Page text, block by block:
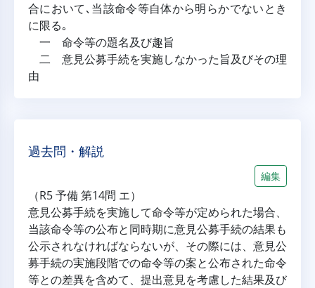
合において､当該命令等自体から明らかでないとき
に限る｡
一 命令等の題名及び趣旨
二 意見公募手続を実施しなかった旨及びその理
由
過去問・解説
編集
（R5 予備 第14問 エ）
意見公募手続を実施して命令等が定められた場合、
当該命令等の公布と同時期に意見公募手続の結果も
公示されなければならないが、その際には、意見公
募手続の実施段階での命令等の案と公布された命令
等との差異を含めて、提出意見を考慮した結果及び